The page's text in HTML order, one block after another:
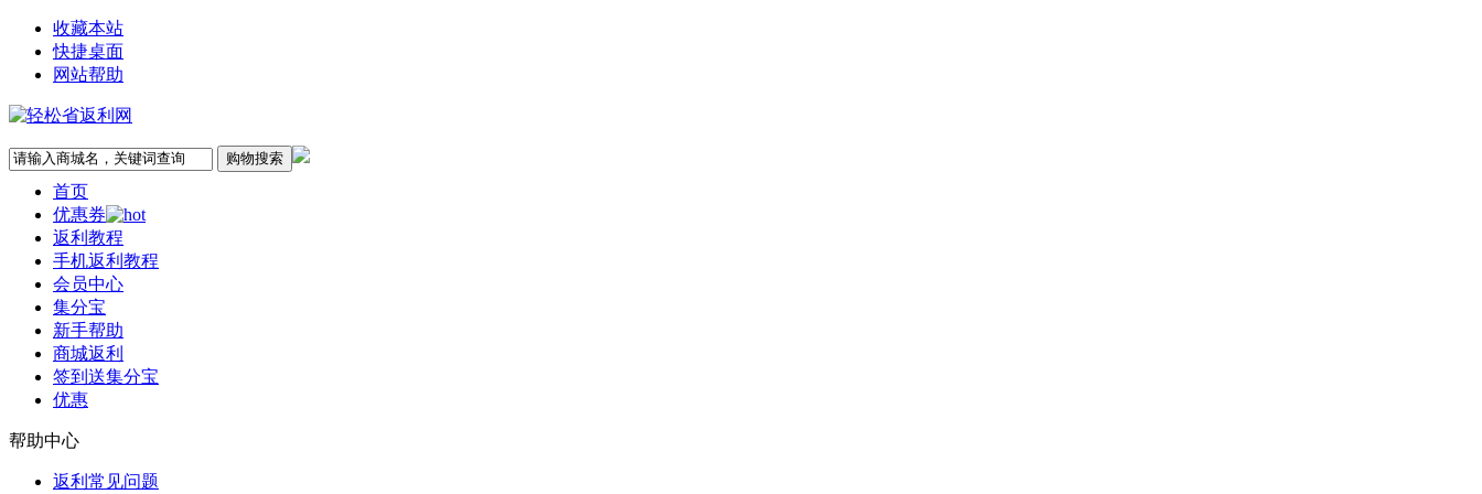
收藏本站
快捷桌面
网站帮助
首页
优惠券
返利教程
手机返利教程
会员中心
集分宝
新手帮助
商城返利
签到送集分宝
优惠
帮助中心
返利常见问题